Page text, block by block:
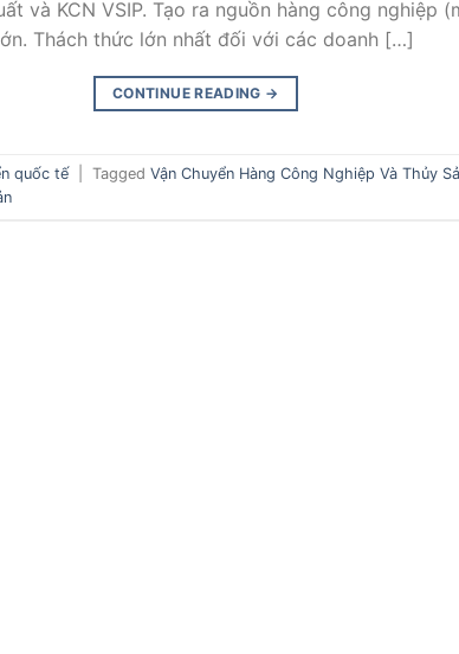
và KCN VSIP. Tạo ra nguồn hàng công nghiệp
Thách thức lớn nhất đối với các doanh […]
CONTINUE READING →
quốc tế Tagged Vận Chuyển Hàng Công Nghiệp Và Thủy